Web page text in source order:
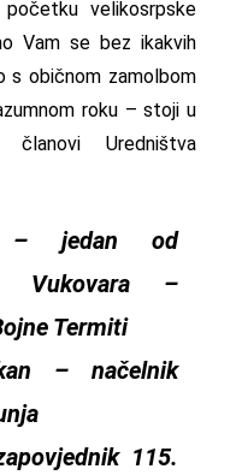
velikosrpske
Vam se bez ikakvih
s običnom zamolbom
roku – stoji u
članovi Uredništva
– jedan od
Vukovara –
Termiti
– načelnik
115.